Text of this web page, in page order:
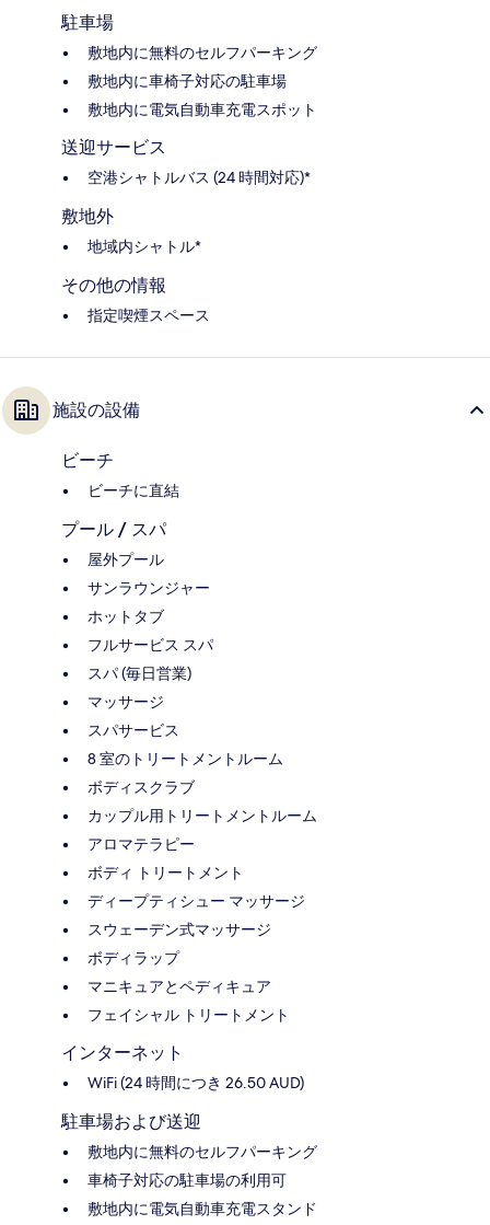
駐車場
敷地内に無料のセルフパーキング
敷地内に車椅子対応の駐車場
敷地内に電気自動車充電スポット
送迎サービス
空港シャトルバス (24 時間対応)*
敷地外
地域内シャトル*
その他の情報
指定喫煙スペース
施設の設備
ビーチ
ビーチに直結
プール / スパ
屋外プール
サンラウンジャー
ホットタブ
フルサービス スパ
スパ (毎日営業)
マッサージ
スパサービス
8 室のトリートメントルーム
ボディスクラブ
カップル用トリートメントルーム
アロマテラピー
ボディ トリートメント
ディープティシュー マッサージ
スウェーデン式マッサージ
ボディラップ
マニキュアとペディキュア
フェイシャル トリートメント
インターネット
WiFi (24 時間につき 26.50 AUD)
駐車場および送迎
敷地内に無料のセルフパーキング
車椅子対応の駐車場の利用可
敷地内に電気自動車充電スタンド